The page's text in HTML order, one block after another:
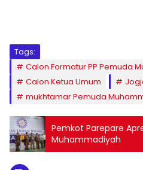
Tags:
Calon Formatur PP Pemuda
Calon Ketua Umum
mukhtamar Pemuda
Pemkot Parepare
Muhammadiyah